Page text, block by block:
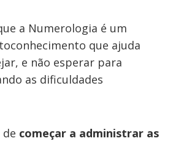
a Numerologia é um
que ajuda
e não esperar para
as dificuldades
de começar a administrar as